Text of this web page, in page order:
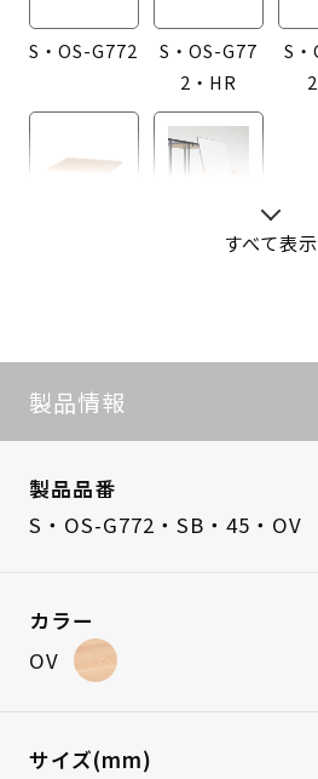
S・OS-G772
S・OS-G77
2・HR
S
S・OS-G77すべて表示
製品情報
製品品番
S・OS-G772・SB・45・OV
カラー
OV
サイズ(mm)